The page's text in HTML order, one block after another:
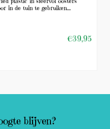
in de tuin te gebruiken....
€39,95
blijven?